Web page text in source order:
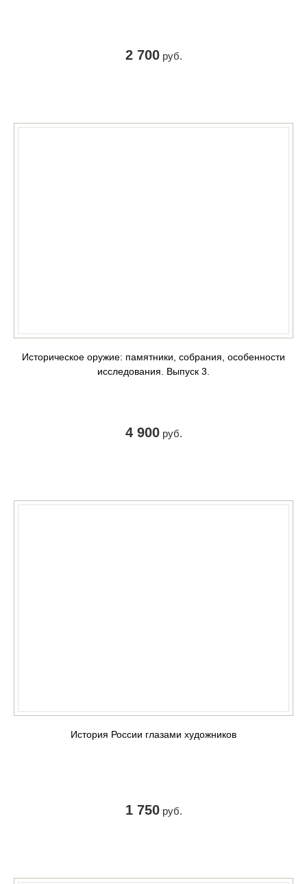
2 700руб.
Историческое оружие: памятники, собрания, особенности
исследования. Выпуск 3.
4 900руб.
История России глазами художников
1 750руб.